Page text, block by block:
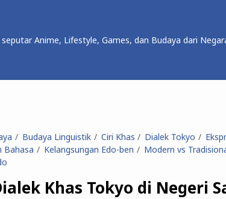
Anime, Lifestyle, Games, dan Budaya dari
Budaya Linguistik Ciri Khas Dialek Tokyo
Bahasa Kelangsungan Edo-ben
Modern vs
Khas Tokyo di Negeri